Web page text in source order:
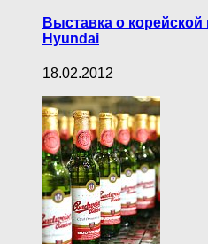
Выставка о
Hyundai
18.02.2012